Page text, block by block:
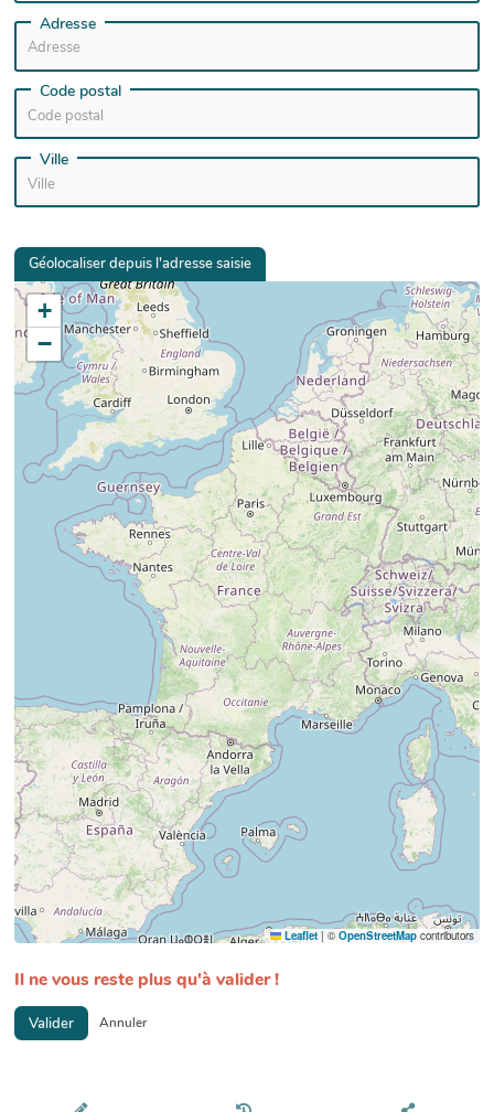
Adresse
Code postal
Ville
Géolocaliser depuis l'adresse saisie
+
−
Leaflet | © OpenStreetMap contributors
Il ne vous reste plus qu'à valider !
Valider Annuler